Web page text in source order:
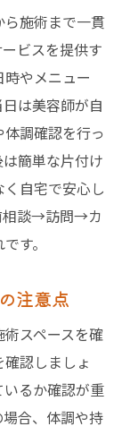
施術まで一貫
ビスを提供す
やメニュー
は美容師が自
調確認を行っ
簡単な片付け
自宅で安心し
相談→訪問→カ
す。
注意点
スペースを確
認しましょ
るか確認が重
合、体調や持